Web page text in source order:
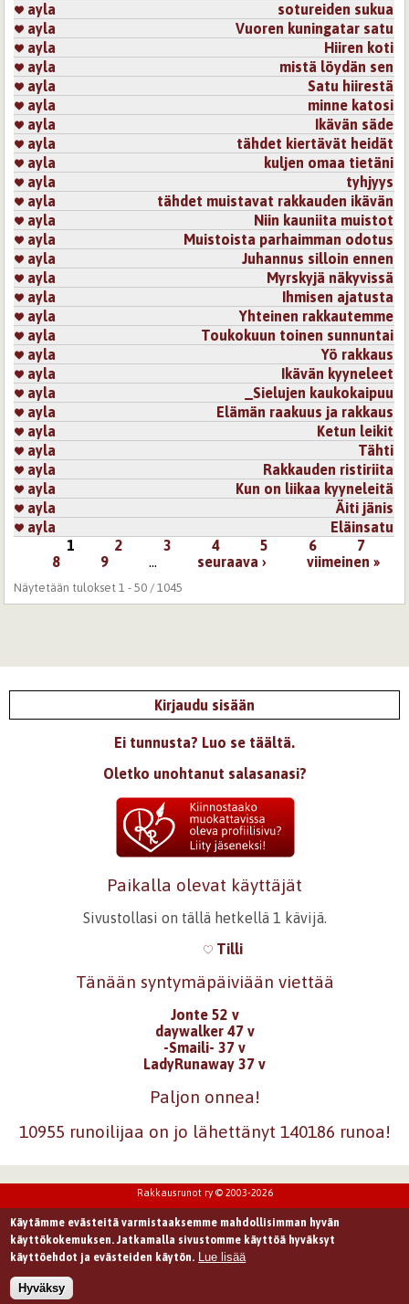
ayla
sotureiden sukua
ayla
Vuoren kuningatar satu
ayla
Hiiren koti
ayla
mistä löydän sen
ayla
Satu hiirestä
ayla
minne katosi
ayla
Ikävän säde
ayla
tähdet kiertävät heidät
ayla
kuljen omaa tietäni
ayla
tyhjyys
ayla
tähdet muistavat rakkauden ikävän
ayla
Niin kauniita muistot
ayla
Muistoista parhaimman odotus
ayla
Juhannus silloin ennen
ayla
Myrskyjä näkyvissä
ayla
Ihmisen ajatusta
ayla
Yhteinen rakkautemme
ayla
Toukokuun toinen sunnuntai
ayla
Yö rakkaus
ayla
Ikävän kyyneleet
ayla
_Sielujen kaukokaipuu
ayla
Elämän raakuus ja rakkaus
ayla
Ketun leikit
ayla
Tähti
ayla
Rakkauden ristiriita
ayla
Kun on liikaa kyyneleitä
ayla
Äiti jänis
ayla
Eläinsatu
1 2 3 4 5 6
7
8
9 … seuraava › viimeinen »
Näytetään tulokset 1 - 50 / 1045
Kirjaudu sisään
Ei tunnusta? Luo se täältä.
Oletko unohtanut salasanasi?
Paikalla olevat käyttäjät
Sivustollasi on tällä hetkellä 1 kävijä.
Tilli
Tänään syntymäpäiviään viettää
Jonte 52 v
daywalker 47 v
-Smaili- 37 v
LadyRunaway 37 v
Paljon onnea!
10955 runoilijaa on jo lähettänyt 140186 runoa!
Rakkausrunot ry © 2003-2026
Käytämme evästeitä varmistaaksemme mahdollisimman hyvän
käyttökokemuksen. Jatkamalla sivustomme käyttöä hyväksyt
käyttöehdot ja evästeiden käytön. Lue lisää
Hyväksy